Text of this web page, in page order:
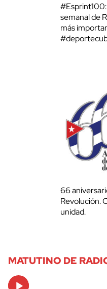
semanal de
más
66
Revolución.
unidad.
MATUTINO DE
Audio